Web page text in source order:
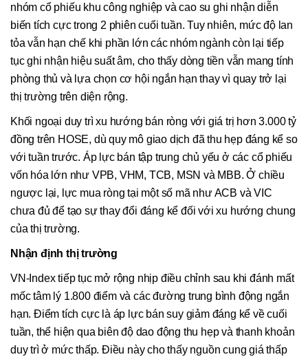
nhóm cổ phiếu khu công nghiệp và cao su ghi nhận diễn
biến tích cực trong 2 phiên cuối tuần. Tuy nhiên, mức độ lan
tỏa vẫn hạn chế khi phần lớn các nhóm ngành còn lại tiếp
tục ghi nhận hiệu suất âm, cho thấy dòng tiền vẫn mang tính
phòng thủ và lựa chọn cơ hội ngắn hạn thay vì quay trở lại
thị trường trên diện rộng.
Khối ngoại duy trì xu hướng bán ròng với giá trị hơn 3.000 tỷ
đồng trên HOSE, dù quy mô giao dịch đã thu hẹp đáng kể so
với tuần trước. Áp lực bán tập trung chủ yếu ở các cổ phiếu
vốn hóa lớn như VPB, VHM, TCB, MSN và MBB. Ở chiều
ngược lại, lực mua ròng tại một số mã như ACB và VIC
chưa đủ để tạo sự thay đổi đáng kể đối với xu hướng chung
của thị trường.
Nhận định thị trường
VN-Index tiếp tục mở rộng nhịp điều chỉnh sau khi đánh mất
mốc tâm lý 1.800 điểm và các đường trung bình động ngắn
hạn. Điểm tích cực là áp lực bán suy giảm đáng kể về cuối
tuần, thể hiện qua biên độ dao động thu hẹp và thanh khoản
duy trì ở mức thấp. Điều này cho thấy nguồn cung giá thấp